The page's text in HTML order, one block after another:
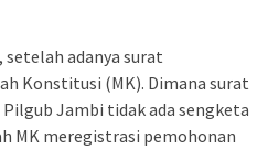
setelah adanya surat
Konstitusi (MK). Dimana surat
Jambi tidak ada sengketa
MK meregistrasi pemohonan